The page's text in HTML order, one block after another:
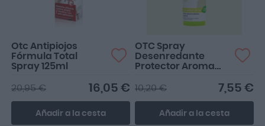
Otc Antipiojos
Fórmula Total
Spray 125ml
16,05 €
20,95 €
Añadir a la cesta
OTC Spray
Desenredante
Protector Aroma
7,55 €
10,20 €
Añadir a la cesta